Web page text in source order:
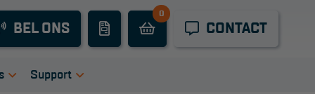
BEL ONS
0
CONTACT
Industrieel
onderhoud
Support